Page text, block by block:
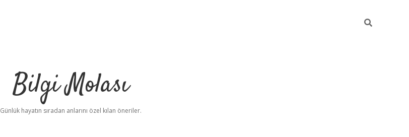
Bilgi Molası
Günlük hayatın sıradan anlarını özel kılan öneriler.